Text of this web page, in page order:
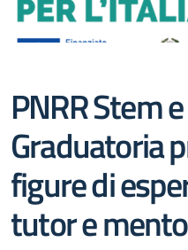
PNRR Stem
Graduatoria
figure di
tutor e